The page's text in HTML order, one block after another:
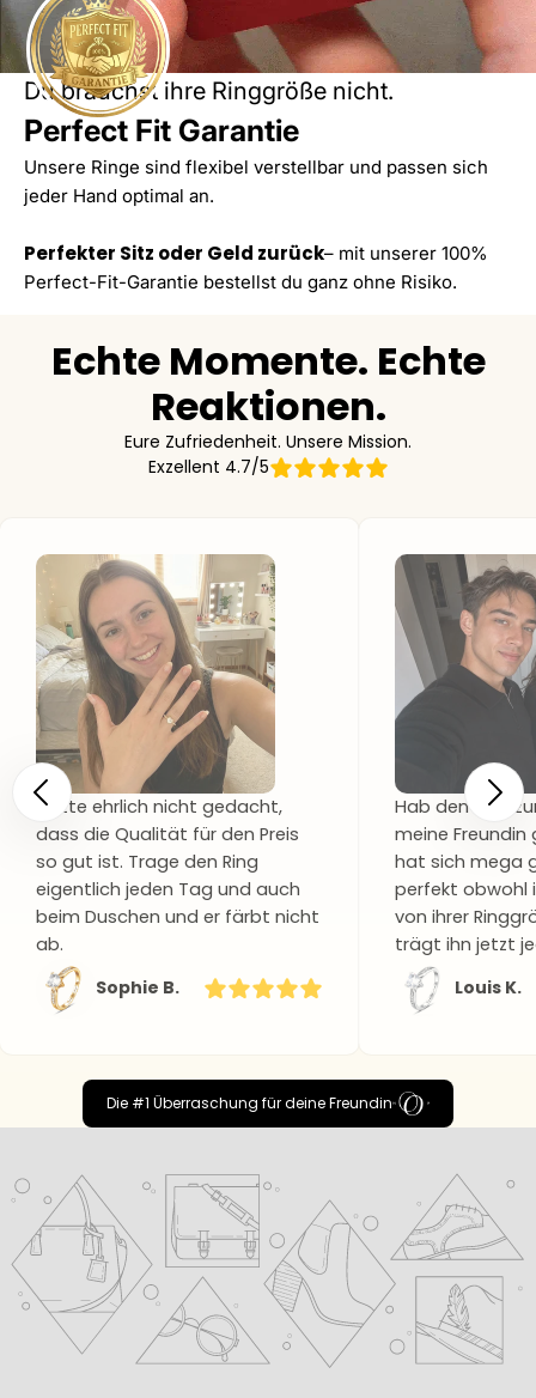
Du brauchst ihre Ringgröße nicht.
Perfect Fit Garantie
Unsere Ringe sind flexibel verstellbar und passen sich
jeder Hand optimal an.
Perfekter Sitz oder Geld zurück– mit unserer 100%
Perfect-Fit-Garantie bestellst du ganz ohne Risiko.
Echte Momente. Echte
Reaktionen.
Eure Zufriedenheit. Unsere Mission.
Exzellent 4.7/5
Hätte ehrlich nicht gedacht,
dass die Qualität für den Preis
so gut ist. Trage den Ring
eigentlich jeden Tag und auch
beim Duschen und er färbt nicht
ab.
Sophie B.
Hab den Ring
meine
hat sich mega
perfekt obwohl
von ihrer
trägt ihn jetzt
Louis K.
Die #1 Überraschung für deine Freundin